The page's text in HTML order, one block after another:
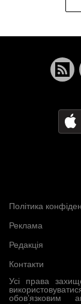
Усі права
обов’язковим
Політика
Реклама
Редакція
Контакти